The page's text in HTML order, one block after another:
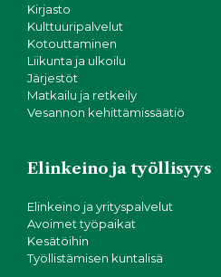
Kirjasto
Kulttuuripalvelut
Kotouttaminen
Liikunta ja ulkoilu
Järjestöt
Matkailu ja retkeily
Vesannon kehittämissäätiö
Elinkeino ja työllisyys
Elinkeino ja yrityspalvelut
Avoimet työpaikat
Kesätöihin
Työllistämisen kuntalisä